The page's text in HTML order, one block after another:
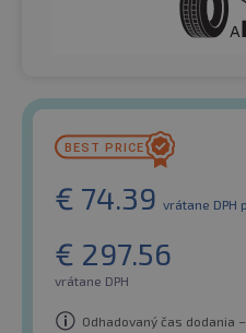
€ 74.39 vrátane DPH
€ 297.56
vrátane DPH
Odhadovaný čas dodania –